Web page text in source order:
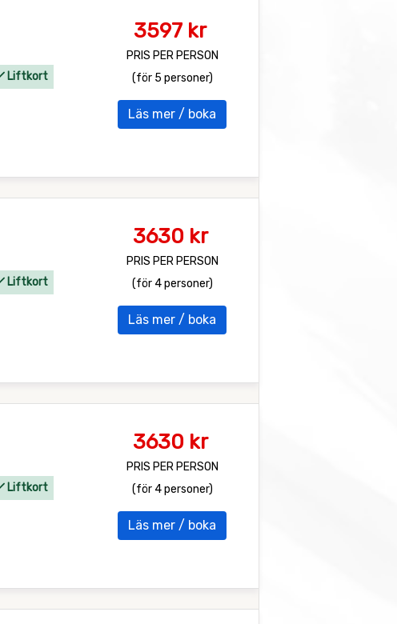
Liftkort
3597 kr
PRIS PER PERSON
(för 5 personer)
Läs mer / boka
Liftkort
3630 kr
PRIS PER PERSON
(för 4 personer)
Läs mer / boka
Liftkort
3630 kr
PRIS PER PERSON
(för 4 personer)
Läs mer / boka